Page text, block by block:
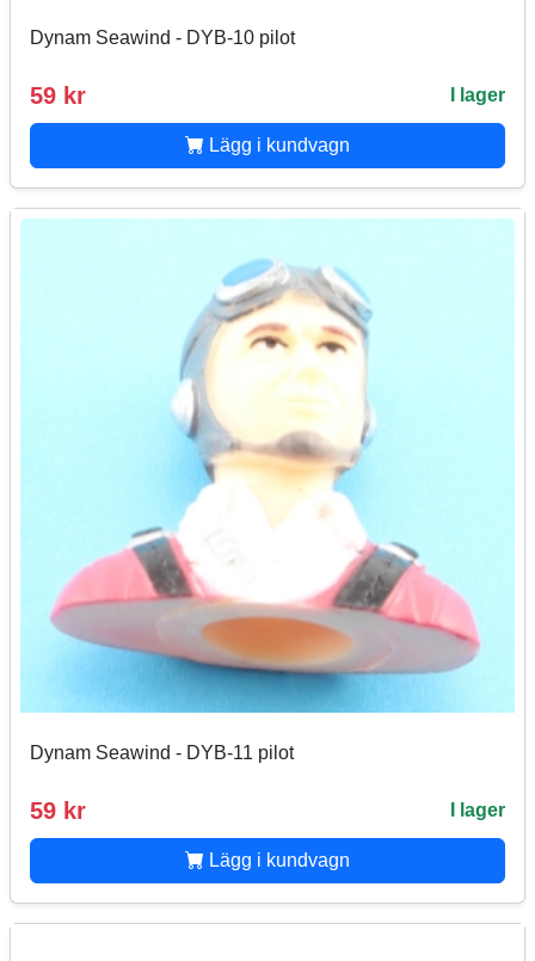
Dynam Seawind - DYB-10 pilot
59 kr I lager
Lägg i kundvagn
Dynam Seawind - DYB-11 pilot
59 kr I lager
Lägg i kundvagn